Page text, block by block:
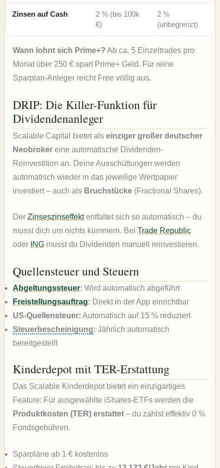
Zinsen auf Cash
2 % (bis 100k
€)
2 %
(unbegrenzt)
Wann lohnt sich Prime+? Ab ca. 5 Einzeltrades pro
Monat über 250 € spart Prime+ Geld. Für reine
Sparplan-Anleger reicht Free völlig aus.
DRIP: Die Killer-Funktion für
Dividendenanleger
Scalable Capital bietet als einziger großer deutscher
Neobrokereine automatische Dividenden-
Reinvestition an. Deine Ausschüttungen werden
automatisch wieder in das jeweilige Wertpapier
investiert – auch als Bruchstücke(Fractional Shares).
Der Zinseszinseffektentfaltet sich so automatisch – du
musst dich um nichts kümmern. Bei Trade Republic
oder INGmusst du Dividenden manuell reinvestieren.
Quellensteuer und Steuern
Abgeltungssteuer: Wird automatisch abgeführt
Freistellungsauftrag: Direkt in der App einrichtbar
US-Quellensteuer: Automatisch auf 15 % reduziert
Steuerbescheinigung: Jährlich automatisch
bereitgestellt
Kinderdepot mit TER-Erstattung
Das Scalable Kinderdepot bietet ein einzigartiges
Feature: Für ausgewählte iShares-ETFs werden die
Produktkosten (TER) erstattet– du zahlst effektiv 0 %
Fondsgebühren.
Sparpläne ab 1 € kostenlos